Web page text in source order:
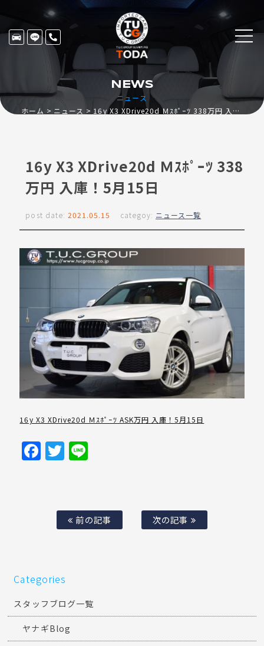
ニュース
NEWS
ホーム ニュース 16y X3 XDrive20d Ｍｽﾎﾟｰﾂ 338万円 入庫！5月15日
16y X3 XDrive20d Ｍｽﾎﾟｰﾂ 338
万円 入庫！5月15日
post date: 2021.05.15 categoy: ニュース一覧
16y X3 XDrive20d Ｍｽﾎﾟｰﾂ ASK万円 入庫！5月15日
Facebook
Twitter
前の記事 次の記事
Categories
スタッフブログ一覧
ヤナギBlog